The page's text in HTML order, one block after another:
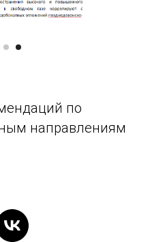
по
направлениям